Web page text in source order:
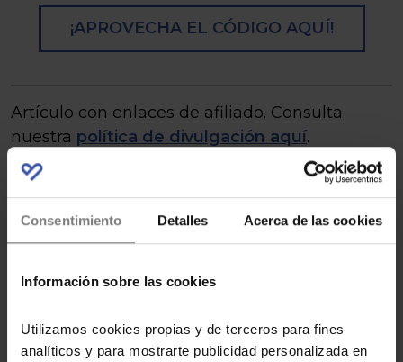
Consentimiento Detalles Acerca de las cookies
Información sobre las cookies
Utilizamos cookies propias y de terceros para fines
analíticos y para mostrarte publicidad personalizada en
¡APROVECHA EL CÓDIGO AQUÍ!
Artículo con enlaces de afiliado. Consulta
nuestra política de divulgación aquí.
POR ELENA DJUKIC
Buscadora de muestras, pruébalo